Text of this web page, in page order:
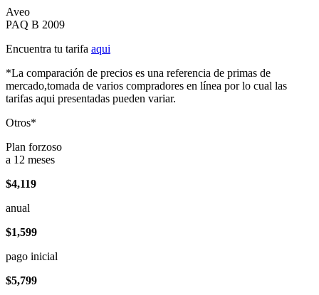
Aveo
PAQ B 2009
Encuentra tu tarifa aqui
*La comparación de precios es una referencia de primas de
mercado,tomada de varios compradores en línea por lo cual las
tarifas aqui presentadas pueden variar.
Otros*
Plan forzoso
a 12 meses
$4,119
anual
$1,599
pago inicial
$5,799